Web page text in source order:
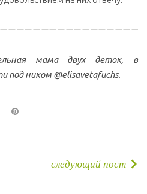
мама двух деток, в
под ником @elisavetafuchs.
n
следующий пост